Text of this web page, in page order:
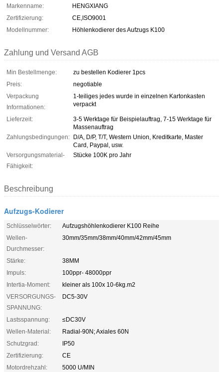
Markenname:
HENGXIANG
Zertifizierung:
CE,ISO9001
Modellnummer:
Höhlenkodierer des Aufzugs K100
Zahlung und Versand AGB
Min Bestellmenge:
zu bestellen Kodierer 1pcs
Preis:
negotiable
Verpackung
Informationen:
1-teiliges jedes wurde in einzelnen Kartonkasten
verpackt
Lieferzeit:
3-5 Werktage für Beispielauftrag, 7-15 Werktage für
Massenauftrag
Zahlungsbedingungen: D/A, D/P, T/T, Western Union, Kreditkarte, Master
Card, Paypal, usw.
Versorgungsmaterial-
Fähigkeit:
Stücke 100K pro Jahr
Beschreibung
Aufzugs-Kodierer
Schlüsselwörter:
Aufzugshöhlenkodierer K100 Reihe
Wellen-
Durchmesser:
30mm/35mm/38mm/40mm/42mm/45mm
Stärke:
38MM
Impuls:
100ppr- 48000ppr
Intertia-Moment:
kleiner als 100x 10-6kg.m2
VERSORGUNGS-
SPANNUNG:
DC5-30V
Lastsspannung:
≤DC30V
Wellen-Material:
Radial-90N; Axiales 60N
Schutzgrad:
IP50
Zertifizierung:
CE
Motordrehzahl:
5000 U/MIN